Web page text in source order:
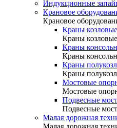
Индукционные
Крановое
Крановое
Краны козловые
Краны козловые
Краны
Краны
Краны
Краны
Мостовые
Мостовые
Подвесные
Подвесные
Малая дорожная
Малая дорожная